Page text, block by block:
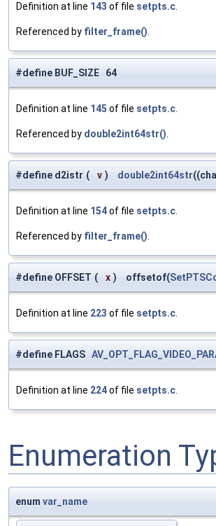
Definition at line 143 of file setpts.c.
Referenced by filter_frame().
#define BUF_SIZE 64
Definition at line 145 of file setpts.c.
Referenced by double2int64str().
#define d2istr ( v ) double2int64str
Definition at line 154of file setpts.c.
Referenced by filter_frame().
#define OFFSET ( x ) offsetof(
Definition at line 223 of file setpts.c.
#define FLAGS
Definition at line 224of file setpts.c.
Enumeration
enum var_name